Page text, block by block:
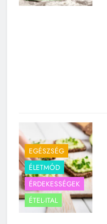
EGÉSZSÉG
ÉLETMÓD
ÉRDEKESSÉGEK
ÉTEL-ITAL